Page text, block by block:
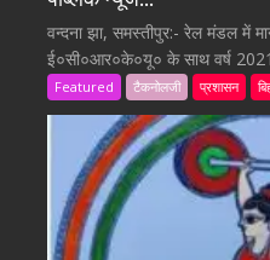
वन्दना झा, समस्तीपुर:- रेल मंडल में
ई०सी०आर०के०यू० के साथ वर्ष
Featured टैकनोलजी प्रशासन